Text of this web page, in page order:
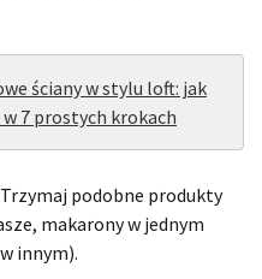
ściany w stylu loft: jak
7 prostych krokach
Trzymaj podobne produkty
makarony w jednym
innym).